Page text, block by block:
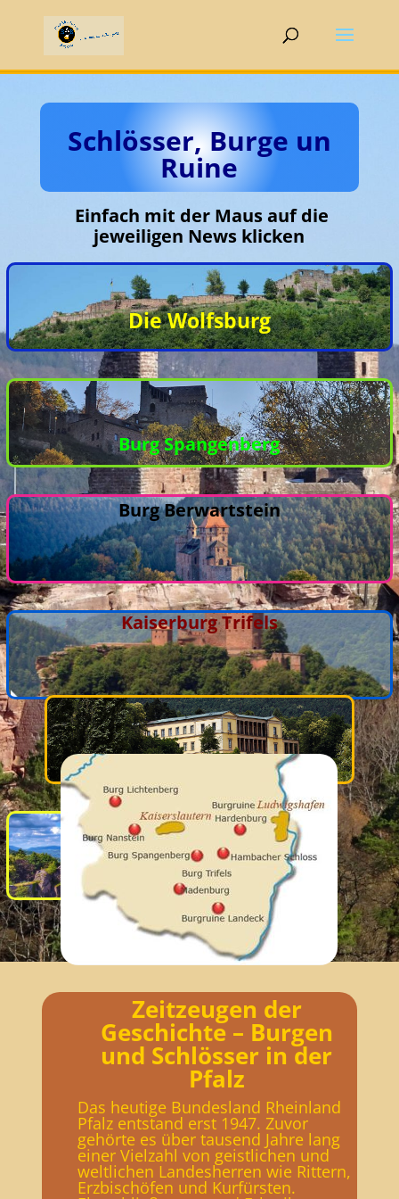
Schlösser, Burge un
Ruine
Einfach mit der Maus auf die
jeweiligen News klicken
DieWolfsburg
Burg Spangenberg
Burg Berwartstein
Kaiserburg Trifels
Villa Ludwigshöhe
Madenburg
Zeitzeugen der
Geschichte – Burgen
und Schlösser in der
Pfalz
Das heutige Bundesland Rheinland
Pfalz entstand erst 1947. Zuvor
gehörte es über tausend Jahre lang
einer Vielzahl von geistlichen und
weltlichen Landesherren wie Rittern,
Erzbischöfen und Kurfürsten.